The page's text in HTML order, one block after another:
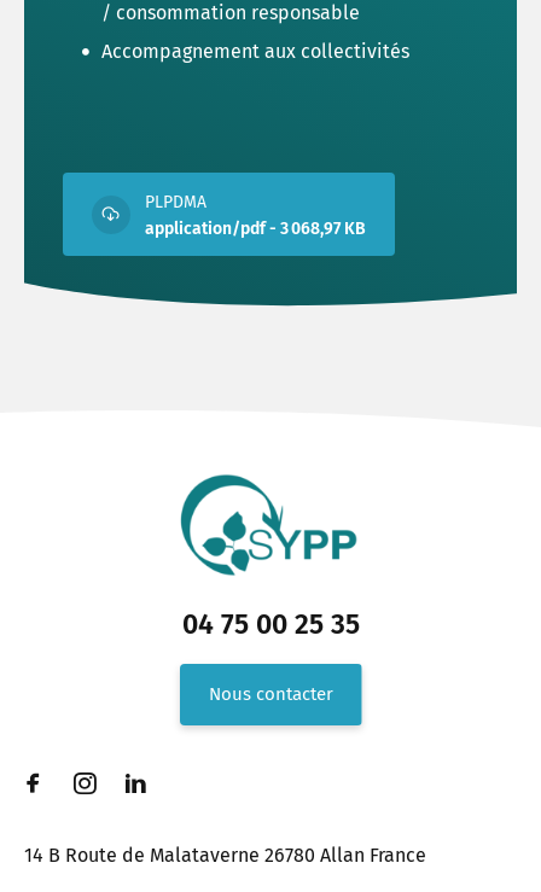
/ consommation responsable
Accompagnement aux collectivités
PLPDMA
application/pdf - 3 068,97 KB
04 75 00 25 35
Nous contacter
14 B Route de Malataverne 26780 Allan France